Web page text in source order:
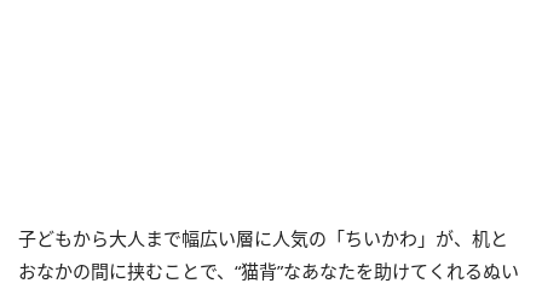
子どもから大人まで幅広い層に人気の「ちいかわ」が、机と
おなかの間に挟むことで、“猫背”なあなたを助けてくれるぬい